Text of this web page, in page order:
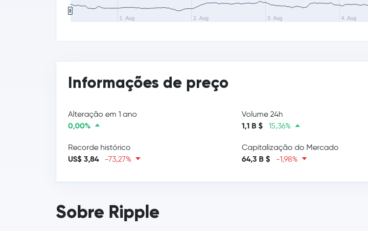
1. Aug 2. Aug 3. Aug 4. Aug
Informações de preço
Alteração em 1 ano
0,00%
Recorde histórico
US$ 3,84 -73,27%
Volume 24h
1,1 B $ 15,36%
Capitalização do Mercado
64,3 B $ -1,98%
Sobre Ripple